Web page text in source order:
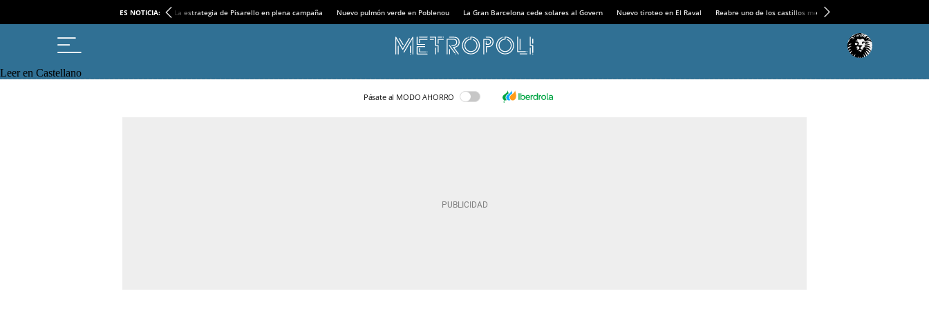
ES NOTICIA: La estrategia de Pisarello en plena campaña Nuevo pulmón verde en Poblenou La Gran Barcelona cede solares al Govern Nuevo tiroteo en El Raval Reabre uno de los castillos medievales más espectaculares
Leer en Castellano
Pásate al MODO AHORRO